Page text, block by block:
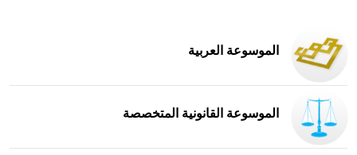
الموسوعة العربية
الموسوعة القانونية المتخصصة